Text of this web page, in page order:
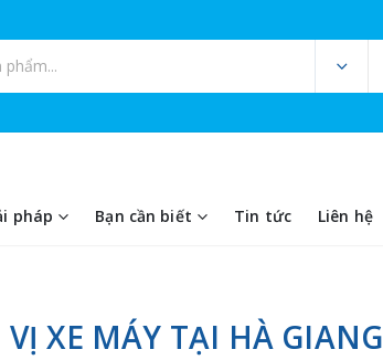
pháp Bạn cần biết Tin tức Liên hệ
XE MÁY TẠI HÀ GIANG